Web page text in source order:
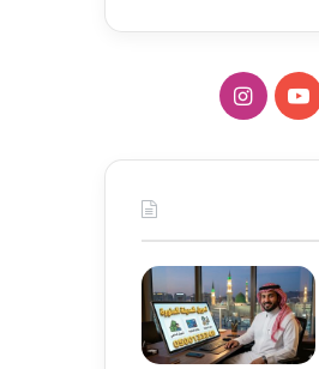
u
T
u
ا
ت
ق
ر